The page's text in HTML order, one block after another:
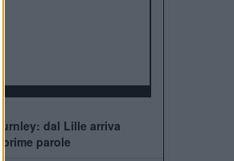
dal Lille arriva
parole